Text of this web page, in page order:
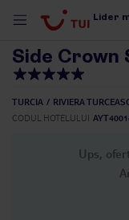
Lider
Side Crown
TURCIA RIVIERA
CODUL HOTELULUI
Ups,